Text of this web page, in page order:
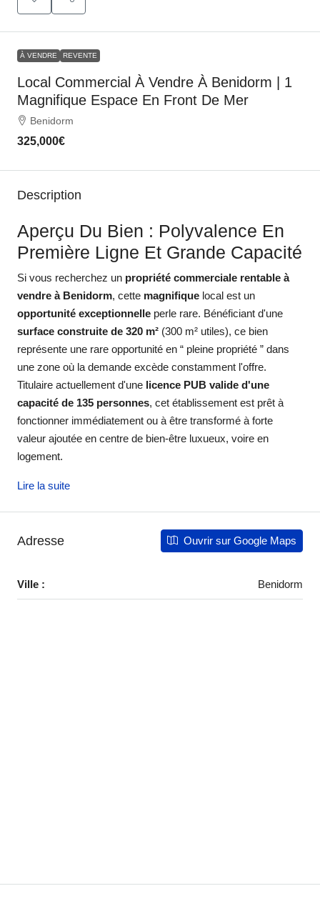
À VENDRE REVENTE
Local Commercial À Vendre À Benidorm | 1
Magnifique Espace En Front De Mer
Benidorm
325,000€
Description
Aperçu Du Bien : Polyvalence En
Première Ligne Et Grande Capacité
Si vous recherchez un propriété commerciale rentable à
vendre à Benidorm, cette magnifique local est un
opportunité exceptionnelle perle rare. Bénéficiant d'une
surface construite de 320 m² (300 m² utiles), ce bien
représente une rare opportunité en “ pleine propriété ” dans
une zone où la demande excède constamment l'offre.
Titulaire actuellement d'une licence PUB valide d'une
capacité de 135 personnes, cet établissement est prêt à
fonctionner immédiatement ou à être transformé à forte
valeur ajoutée en centre de bien-être luxueux, voire en
logement.
Lire la suite
Adresse Ouvrir sur Google Maps
Ville : Benidorm